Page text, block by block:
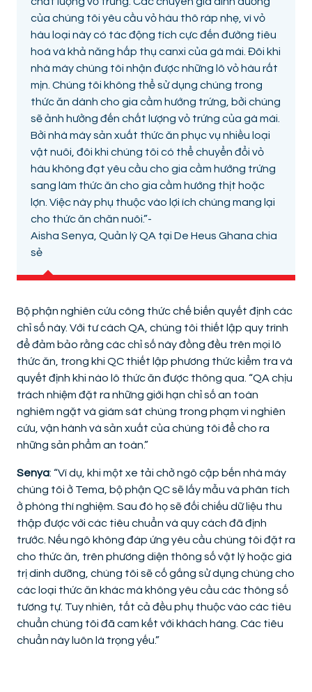
của chúng tôi yêu cầu vỏ hàu thô ráp nhẹ, vì vỏ
hàu loại này có tác động tích cực đến đường tiêu
hoá và khả năng hấp thụ canxi của gà mái. Đôi khi
nhà máy chúng tôi nhận được những lô vỏ hàu rất
mịn. Chúng tôi không thể sử dụng chúng trong
thức ăn dành cho gia cầm hướng trứng, bởi chúng
sẽ ảnh hưởng đến chất lượng vỏ trứng của gà mái.
Bởi nhà máy sản xuất thức ăn phục vụ nhiều loại
vật nuôi, đôi khi chúng tôi có thể chuyển đổi vỏ
hàu không đạt yêu cầu cho gia cầm hướng trứng
sang làm thức ăn cho gia cầm hướng thịt hoặc
lợn. Việc này phụ thuộc vào lợi ích chúng mang lại
cho thức ăn chăn nuôi.”-
Aisha Senya, Quản lý QA tại De Heus Ghana chia
sẻ
Bộ phận nghiên cứu công thức chế biến quyết định các
chỉ số này. Với tư cách QA, chúng tôi thiết lập quy trình
để đảm bảo rằng các chỉ số này đồng đều trên mọi lô
thức ăn, trong khi QC thiết lập phương thức kiểm tra và
quyết định khi nào lô thức ăn được thông qua. “QA chịu
trách nhiệm đặt ra những giới hạn chỉ số an toàn
nghiêm ngặt và giám sát chúng trong phạm vi nghiên
cứu, vận hành và sản xuất của chúng tôi để cho ra
những sản phẩm an toàn.”
Senya: “Ví dụ, khi một xe tải chở ngô cập bến nhà máy
chúng tôi ở Tema, bộ phận QC sẽ lấy mẫu và phân tích
ở phòng thí nghiệm. Sau đó họ sẽ đối chiếu dữ liệu thu
thập được với các tiêu chuẩn và quy cách đã định
trước. Nếu ngô không đáp ứng yêu cầu chúng tôi đặt ra
cho thức ăn, trên phương diện thông số vật lý hoặc giá
trị dinh dưỡng, chúng tôi sẽ cố gắng sử dụng chúng cho
các loại thức ăn khác mà không yêu cầu các thông số
tương tự. Tuy nhiên, tất cả đều phụ thuộc vào các tiêu
chuẩn chúng tôi đã cam kết với khách hàng. Các tiêu
chuẩn này luôn là trọng yếu.”